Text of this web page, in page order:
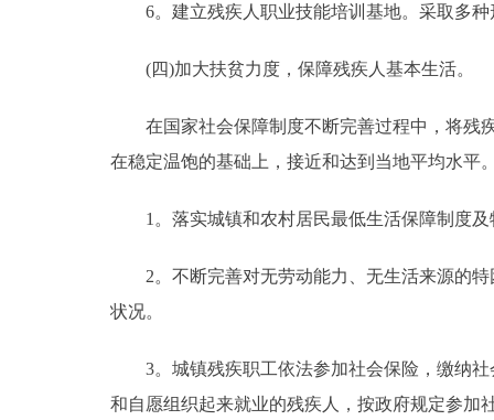
6。建立残疾人职业技能培训基地。采取多种
(四)加大扶贫力度，保障残疾人基本生活。
在国家社会保障制度不断完善过程中，将残疾
在稳定温饱的基础上，接近和达到当地平均水平
1。落实城镇和农村居民最低生活保障制度及
2。不断完善对无劳动能力、无生活来源的特
状况。
3。城镇残疾职工依法参加社会保险，缴纳社
和自愿组织起来就业的残疾人，按政府规定参加